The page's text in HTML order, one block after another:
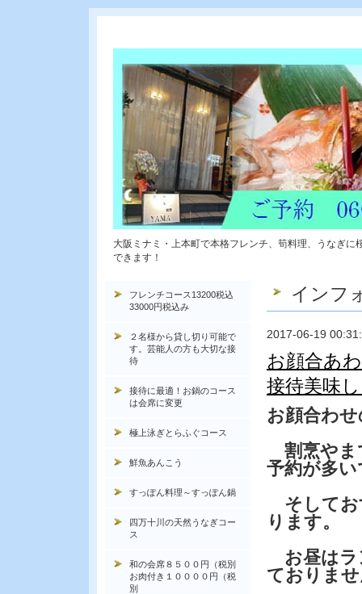
大阪ミナミ・上本町で本格フレンチ、筍料理、うなぎ
できます！
インフ
2017-06-19
お顔合あ
接待美味
お顔合わ
割烹やま
予約が多
そしてお
ります。
お昼はラ
ておりま
フレンチコース13200税込
33000円税込み
２名様から貸し切り可能で
す。芸能人の方も大切な接
待
接待に最適！お鍋のコース
は会席に変更
極上泳ぎとらふぐコース
鮮魚あんこう
すっぽん料理～すっぽん鍋
四万十川の天然うなぎコー
ス
和の会席８５００円（税別
お肉付き１００００円（税
別